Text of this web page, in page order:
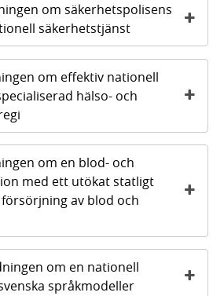
om säkerhetspolisens
säkerhetstjänst
hälso- och
om en blod- och
med ett utökat statligt
av blod och
om en nationell
språkmodeller